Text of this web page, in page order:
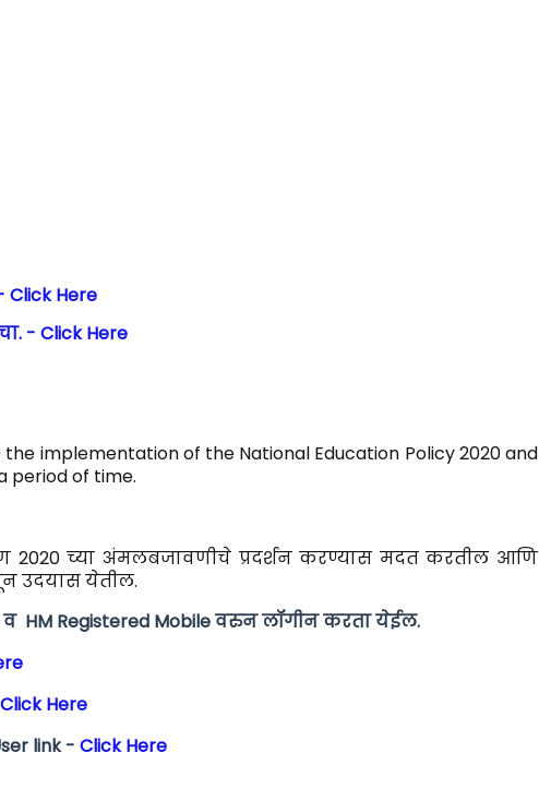
Click Here
- Click Here
the implementation of the National Education Policy 2020 and
period of time.
2020 च्या अंमलबजावणीचे प्रदर्शन करण्यास मदत करतील आणि
उदयास येतील.
व HM Registered Mobile वरुन लॉगीन करता येईल.
Click Here
link - Click Here